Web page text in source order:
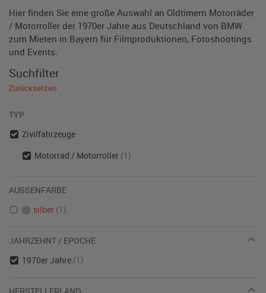
Hier finden Sie eine große Auswahl an Oldtimern Motorräder
/ Motorroller der 1970er Jahre aus Deutschland von BMW
zum Mieten in Bayern für Filmproduktionen, Fotoshootings
und Events.
Suchfilter
Zurücksetzen
TYP
Zivilfahrzeuge
Motorrad / Motorroller (1)
AUSSENFARBE
silber (1)
JAHRZEHNT / EPOCHE
1970er Jahre (1)